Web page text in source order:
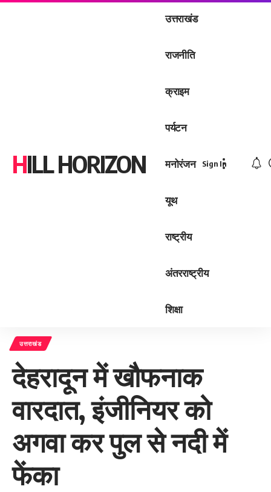
HILL HORIZON
उत्तराखंड
राजनीति
क्राइम
पर्यटन
मनोरंजन
यूथ
राष्ट्रीय
अंतरराष्ट्रीय
शिक्षा
Sign In
उत्तराखंड
देहरादून में खौफनाक
वारदात, इंजीनियर को
अगवा कर पुल से नदी में
फेंका